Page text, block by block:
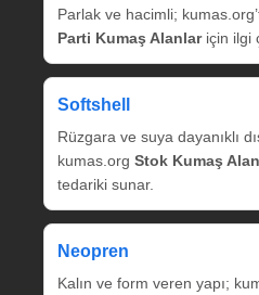
Parlak ve hacimli;
Parti Kumaş Alanlariçin ilgi
Softshell
Rüzgara ve suya dayanıklı
kumas.org Stok Kumaş
tedariki sunar.
Neopren
Kalın ve form veren yapı;